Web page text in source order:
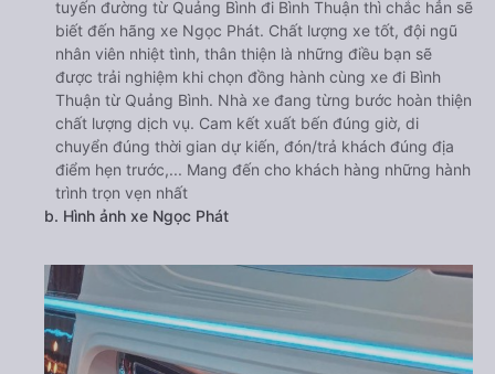
tuyến đường từ Quảng Bình đi Bình Thuận thì chắc hẳn sẽ
biết đến hãng xe Ngọc Phát. Chất lượng xe tốt, đội ngũ
nhân viên nhiệt tình, thân thiện là những điều bạn sẽ
được trải nghiệm khi chọn đồng hành cùng xe đi Bình
Thuận từ Quảng Bình. Nhà xe đang từng bước hoàn thiện
chất lượng dịch vụ. Cam kết xuất bến đúng giờ, di
chuyển đúng thời gian dự kiến, đón/trả khách đúng địa
điểm hẹn trước,... Mang đến cho khách hàng những hành
trình trọn vẹn nhất
b. Hình ảnh xe Ngọc Phát